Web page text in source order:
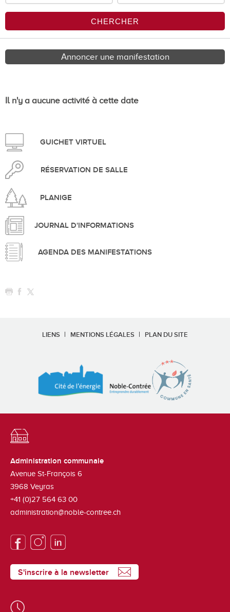
Annoncer une manifestation
Il n'y a aucune activité à cette date
GUICHET VIRTUEL
RÉSERVATION DE SALLE
PLANIGE
JOURNAL D'INFORMATIONS
AGENDA DES MANIFESTATIONS
LIENS MENTIONS LÉGALES PLAN DU SITE
Administration communale
Avenue St-François 6
3968 Veyras
+41 (0)27 564 63 00
administration@noble-contree.ch
S'inscrire à la newsletter